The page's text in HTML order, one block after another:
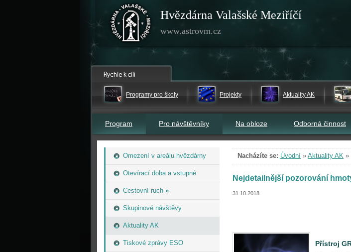
Hvězdárna Valašské Meziříčí
www.astrovm.cz
Programy pro školy Projekty Aktuality AK
Program Pro návštěvníky Na obloze Odborná činnost
Omezení v areálu hvězdárny
Otevírací doba a vstupné
Cestovní ruch »
Skupinové návštěvy
Aktuality AK
Tiskové zprávy ESO
Nacházíte se: Úvodní » Aktuality AK »
Nejdetailnější pozorování
31.10.2018
Přístroj